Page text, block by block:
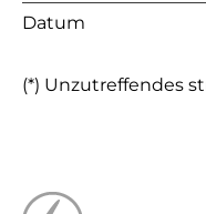
Datum
(*) Unzutreffendes